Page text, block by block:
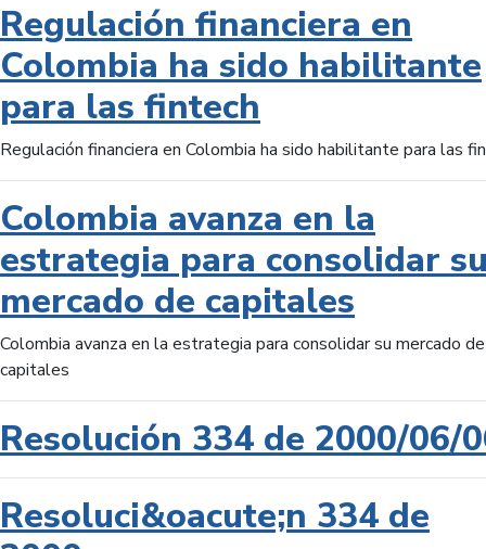
Regulación financiera en
Colombia ha sido habilitante
para las fintech
Regulación financiera en Colombia ha sido habilitante para las
Colombia avanza en la
estrategia para consolidar
mercado de capitales
Colombia avanza en la estrategia para consolidar su mercado de
capitales
Resolución 334 de 2000/06/
Resoluci&oacute;n 334 de